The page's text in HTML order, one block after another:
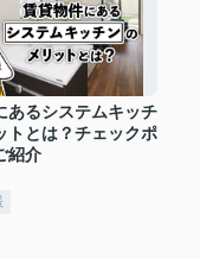
あるシステムキッチ
トとは？チェックポ
紹介